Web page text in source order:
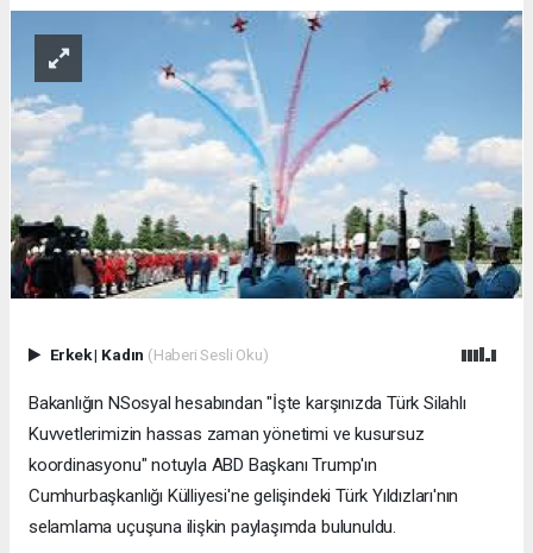
Erkek| Kadın (Haberi Sesli Oku)
Bakanlığın NSosyal hesabından "İşte karşınızda Türk Silahlı
Kuvvetlerimizin hassas zaman yönetimi ve kusursuz
koordinasyonu" notuyla ABD Başkanı Trump'ın
Cumhurbaşkanlığı Külliyesi'ne gelişindeki Türk Yıldızları'nın
selamlama uçuşuna ilişkin paylaşımda bulunuldu.